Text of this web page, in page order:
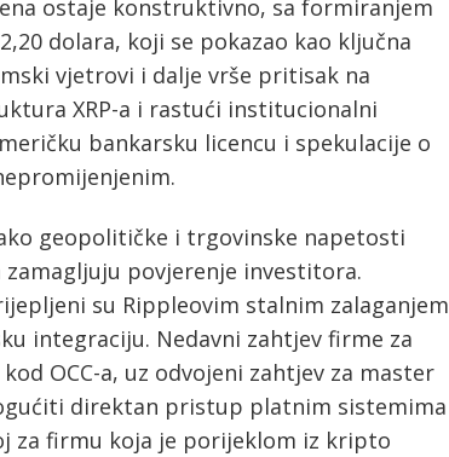
ostaje konstruktivno, sa formiranjem
dolara, koji se pokazao kao ključna
vjetrovi i dalje vrše pritisak na
XRP-a i rastući institucionalni
bankarsku licencu i spekulacije o
geopolitičke i trgovinske napetosti
povjerenje investitora.
su Rippleovim stalnim zalaganjem
integraciju. Nedavni zahtjev firme za
OCC-a, uz odvojeni zahtjev za master
direktan pristup platnim sistemima
za firmu koja je porijeklom iz kripto